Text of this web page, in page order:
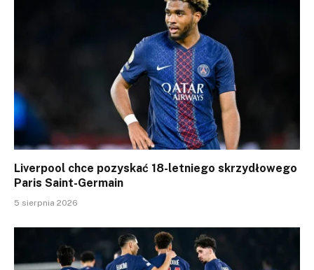
Liverpool chce pozyskać 18-letniego skrzydłowego
Paris Saint-Germain
5 sierpnia 2026